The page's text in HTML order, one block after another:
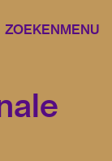
ZOEKENMENU